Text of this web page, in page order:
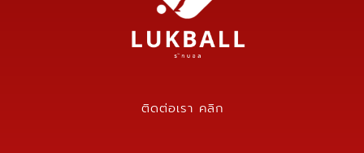
ติดต่อเรา คลิก